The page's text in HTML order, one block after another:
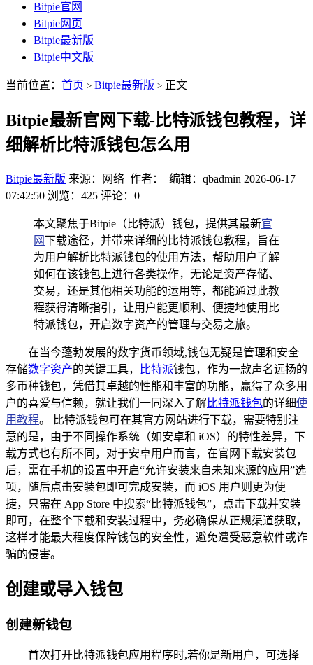
Bitpie官网
Bitpie网页
Bitpie最新版
Bitpie中文版
当前位置： 首页 > Bitpie最新版 > 正文
Bitpie最新官网下载-比特派钱包教程，详
细解析比特派钱包怎么用
Bitpie最新版 来源：网络 作者： 编辑：qbadmin 2026-06-17
07:42:50 浏览：425 评论：0
本文聚焦于Bitpie（比特派）钱包，提供其最新官
网下载途径，并带来详细的比特派钱包教程，旨在
为用户解析比特派钱包的使用方法，帮助用户了解
如何在该钱包上进行各类操作，无论是资产存储、
交易，还是其他相关功能的运用等，都能通过此教
程获得清晰指引，让用户能更顺利、便捷地使用比
特派钱包，开启数字资产的管理与交易之旅。
在当今蓬勃发展的数字货币领域,钱包无疑是管理和安全
存储数字资产的关键工具， 比特派钱包，作为一款声名远扬的
多币种钱包，凭借其卓越的性能和丰富的功能，赢得了众多用
户的喜爱与信赖，就让我们一同深入了解比特派钱包的详细使
用教程。 比特派钱包可在其官方网站进行下载，需要特别注
意的是，由于不同操作系统（如安卓和 iOS）的特性差异，下
载方式也有所不同，对于安卓用户而言，在官网下载安装包
后，需在手机的设置中开启“允许安装来自未知来源的应用”选
项，随后点击安装包即可完成安装，而 iOS 用户则更为便
捷，只需在 App Store 中搜索“比特派钱包”，点击下载并安装
即可，在整个下载和安装过程中，务必确保从正规渠道获取，
这样才能最大程度保障钱包的安全性，避免遭受恶意软件或诈
骗的侵害。
创建或导入钱包
创建新钱包
首次打开比特派钱包应用程序时,若你是新用户，可选择